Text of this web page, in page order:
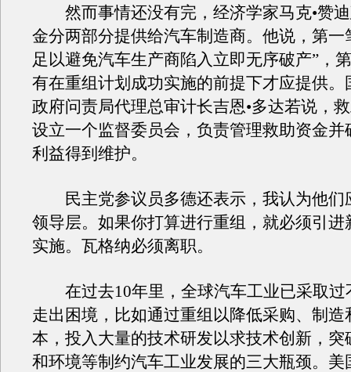
然而事情还没有完，经济学家马克•赞迪
金分两部分提供给汽车制造商。他说，第一
足以避免汽车生产商陷入立即无序破产”，
有在重组计划成功实施的前提下才应提供。
政府问责局代理总审计长吉恩•多达若说，
设立一个监督委员会，负责管理救助资金并
利益得到维护。
民主党参议员多德还表示，我认为他们
领导层。如果你打算进行重组，就必须引进
实施。瓦格纳必须离职。
在过去10年里，全球汽车工业已采取过
走出困境，比如通过重组以降低采购、制造
本，投入大量的技术研发以求技术创新，突
和环境等制约汽车工业发展的三大瓶颈。美